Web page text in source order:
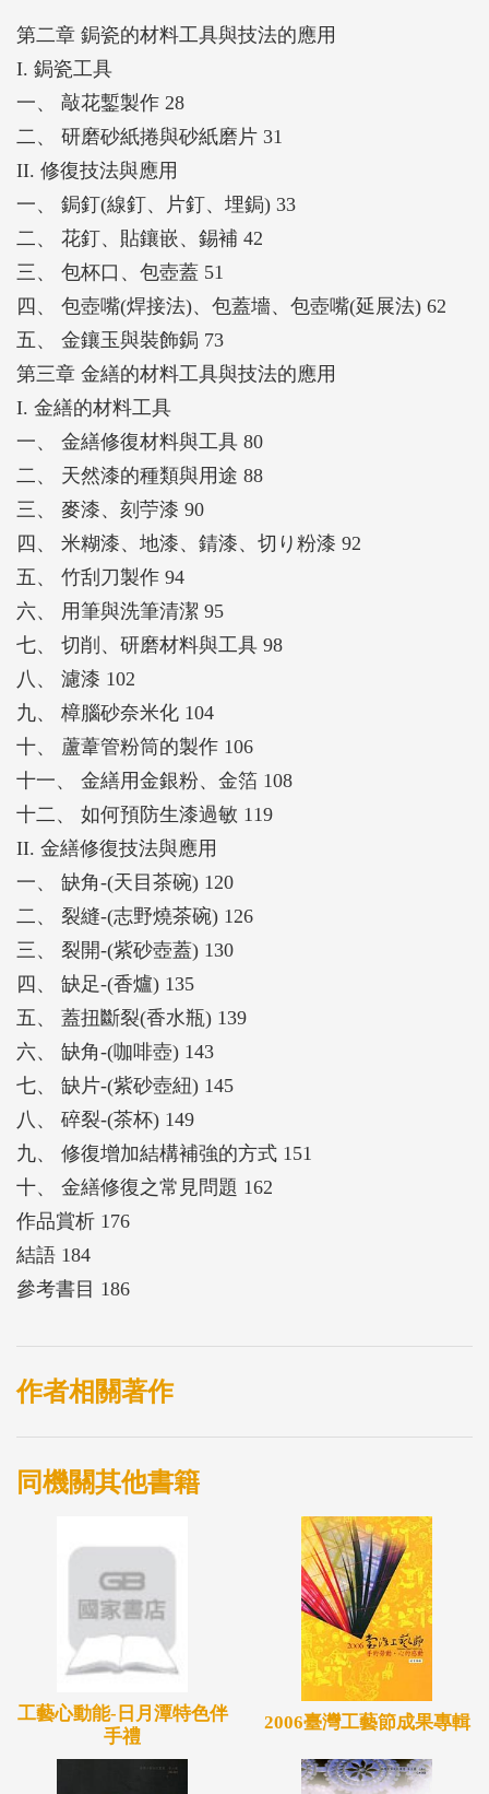
第二章 鋦瓷的材料工具與技法的應用
I. 鋦瓷工具
一、 敲花鏨製作 28
二、 研磨砂紙捲與砂紙磨片 31
II. 修復技法與應用
一、 鋦釘(線釘、片釘、埋鋦) 33
二、 花釘、貼鑲嵌、錫補 42
三、 包杯口、包壺蓋 51
四、 包壺嘴(焊接法)、包蓋墻、包壺嘴(延展法) 62
五、 金鑲玉與裝飾鋦 73
第三章 金繕的材料工具與技法的應用
I. 金繕的材料工具
一、 金繕修復材料與工具 80
二、 天然漆的種類與用途 88
三、 麥漆、刻苧漆 90
四、 米糊漆、地漆、錆漆、切り粉漆 92
五、 竹刮刀製作 94
六、 用筆與洗筆清潔 95
七、 切削、研磨材料與工具 98
八、 濾漆 102
九、 樟腦砂奈米化 104
十、 蘆葦管粉筒的製作 106
十一、 金繕用金銀粉、金箔 108
十二、 如何預防生漆過敏 119
II. 金繕修復技法與應用
一、 缺角-(天目茶碗) 120
二、 裂縫-(志野燒茶碗) 126
三、 裂開-(紫砂壺蓋) 130
四、 缺足-(香爐) 135
五、 蓋扭斷裂(香水瓶) 139
六、 缺角-(咖啡壺) 143
七、 缺片-(紫砂壺紐) 145
八、 碎裂-(茶杯) 149
九、 修復增加結構補強的方式 151
十、 金繕修復之常見問題 162
作品賞析 176
結語 184
參考書目 186
作者相關著作
同機關其他書籍
工藝心動能-日月潭特色伴
手禮
2006臺灣工藝節成果專輯